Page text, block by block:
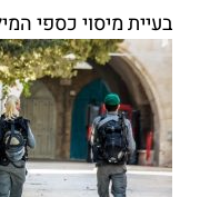
בעיית מיסוי כספי